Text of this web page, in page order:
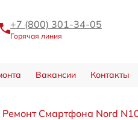
+7 (800) 301-34-05
Горячая линия
Вакансии Контакты
Ремонт Смартфона Nord